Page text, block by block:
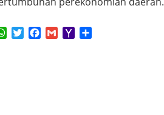
WhatsApp
TwitterFacebook
GmailYahoo